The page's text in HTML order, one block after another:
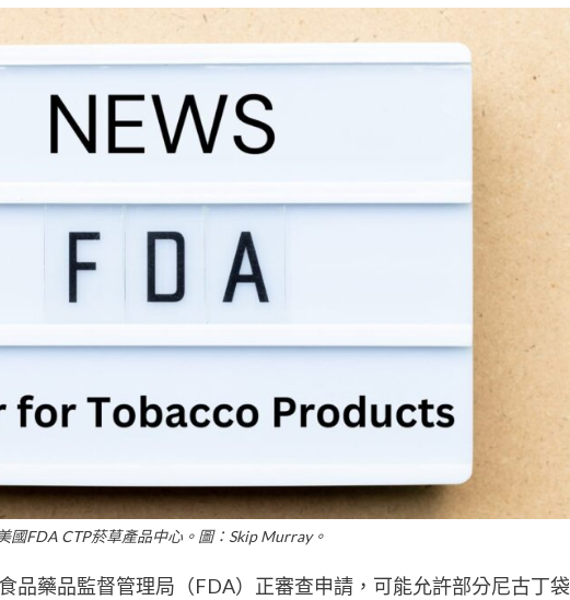
國FDA CTP菸草產品中心。圖：Skip Murray。
品藥品監督管理局（FDA）正審查申請，可能允許部分尼古丁袋